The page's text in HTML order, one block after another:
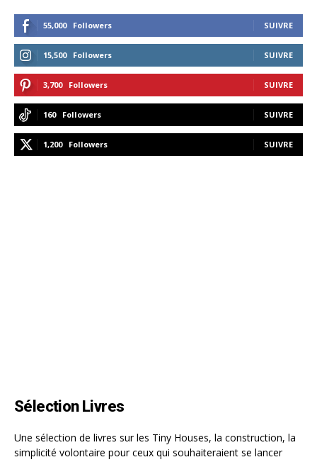
55,000 Followers SUIVRE
15,500 Followers SUIVRE
3,700 Followers SUIVRE
160 Followers SUIVRE
1,200 Followers SUIVRE
Sélection Livres
Une sélection de livres sur les Tiny Houses, la construction, la
simplicité volontaire pour ceux qui souhaiteraient se lancer